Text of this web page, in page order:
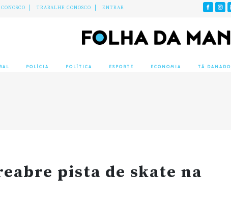
TRABALHE CONOSCO ENTRAR
POLÍCIA POLÍTICA ESPORTE ECONOMIA TÁ DANADO
pista de skate na